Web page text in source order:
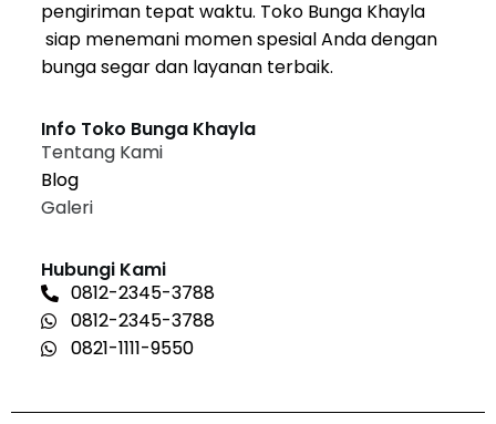
pengiriman tepat waktu. Toko Bunga Khayla
siap menemani momen spesial Anda dengan
bunga segar dan layanan terbaik.
Info Toko Bunga Khayla
Tentang Kami
Blog
Galeri
Hubungi Kami
0812-2345-3788
0812-2345-3788
0821-1111-9550